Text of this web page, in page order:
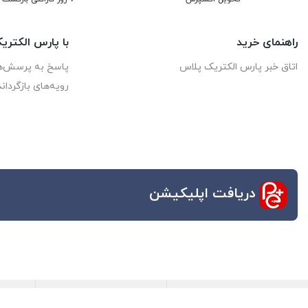
راهنمای خرید
اتاق خبر پارس الکتریک پلاس
با پارس
پاسخ به
رویه‌های
دریافت اپلیکیشن